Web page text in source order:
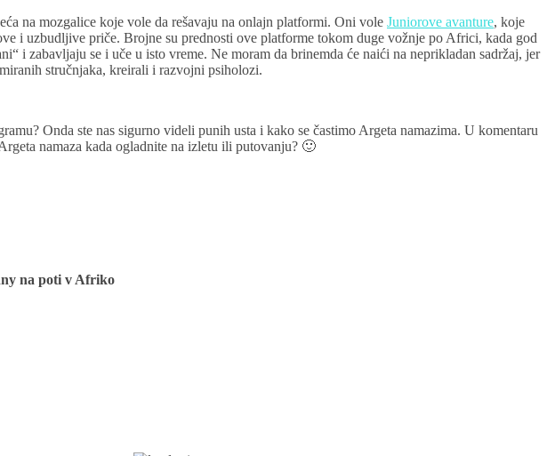
na mozgalice koje vole da rešavaju na onlajn platformi. Oni vole Juniorove avanture, koje
i uzbudljive priče. Brojne su prednosti ove platforme tokom duge vožnje po Africi, kada god
i zabavljaju se i uče u isto vreme. Ne moram da brinemda će naići na neprikladan sadržaj, jer
stručnjaka, kreirali i razvojni psiholozi.
Onda ste nas sigurno videli punih usta i kako se častimo Argeta namazima. U komentaru
namaza kada ogladnite na izletu ili putovanju? 🙂
na poti v Afriko